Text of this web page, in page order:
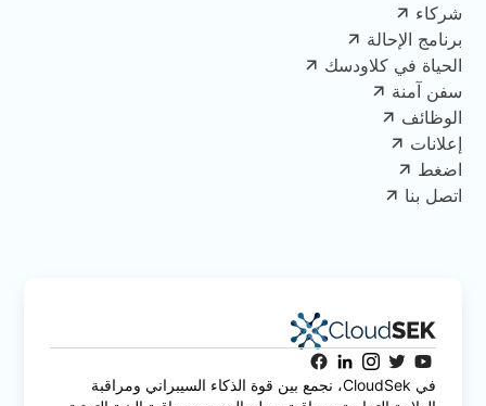
شركاء
برنامج الإحالة
الحياة في كلاودسك
سفن آمنة
الوظائف
إعلانات
اضغط
اتصل بنا
في CloudSek، نجمع بين قوة الذكاء السيبراني ومراقبة